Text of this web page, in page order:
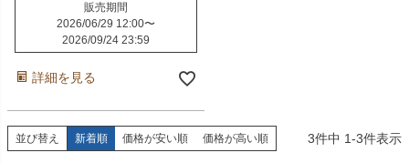
販売期間
2026/06/29 12:00〜
2026/09/24 23:59
詳細を見る
並び替え 新着順 価格が安い順 価格が高い順 3件中 1-3件表示